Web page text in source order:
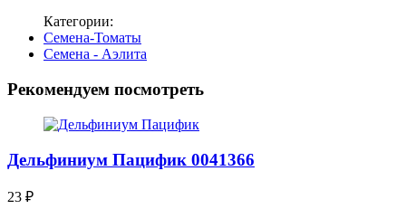
Категории:
Семена-Томаты
Семена - Аэлита
Рекомендуем посмотреть
Дельфиниум Пацифик 0041366
23 ₽